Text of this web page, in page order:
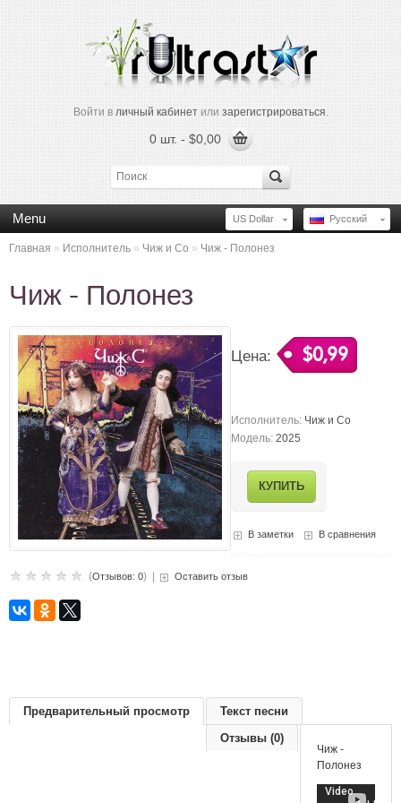
Войти в личный кабинетили зарегистрироваться.
0 шт. - $0,00
Русский
US Dollar
Menu
Главная » Исполнитель » Чиж и Co » Чиж - Полонез
Чиж - Полонез
Цена: $0,99
Исполнитель: Чиж и Co
Модель: 2025
В заметки В сравнения
(Отзывов: 0) | Оставить отзыв
Предварительный просмотр
Текст песни
Отзывы (0)
Чиж -
Полонез